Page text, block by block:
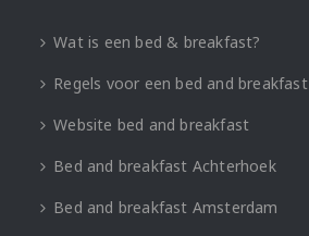
Wat is een bed & breakfast?
Regels voor een bed and breakfast
Website bed and breakfast
Bed and breakfast Achterhoek
Bed and breakfast Amsterdam